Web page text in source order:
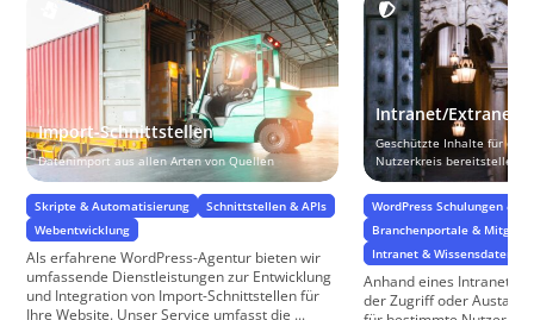
Import-Schnittstellen
Datenimport aus allen Arten von Quellen
Skripte & Automatisierung
Schnittstellen & APIs
Webentwicklung
Als erfahrene WordPress-Agentur bieten wir
umfassende Dienstleistungen zur Entwicklung
und Integration von Import-Schnittstellen für
Ihre Website. Unser Service umfasst die ...
Intranet/Extranet
Geschützte Inhalte für
Nutzerkreis bereitstellen
WordPress Schulungen &
Branchenportale &
Intranet &
Anhand eines Intranet
der Zugriff oder